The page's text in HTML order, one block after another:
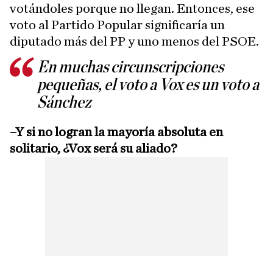
votándoles porque no llegan. Entonces, ese
voto al Partido Popular significaría un
diputado más del PP y uno menos del PSOE.
En muchas circunscripciones
pequeñas, el voto a Vox es un voto a
Sánchez
–Y si no logran la mayoría absoluta en
solitario, ¿Vox será su aliado?